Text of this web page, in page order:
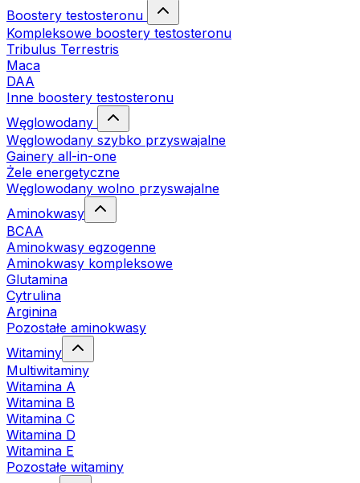
Boostery testosteronu
Kompleksowe boostery testosteronu
Tribulus Terrestris
Maca
DAA
Inne boostery testosteronu
Węglowodany
Węglowodany szybko przyswajalne
Gainery all-in-one
Żele energetyczne
Węglowodany wolno przyswajalne
Aminokwasy
BCAA
Aminokwasy egzogenne
Aminokwasy kompleksowe
Glutamina
Cytrulina
Arginina
Pozostałe aminokwasy
Witaminy
Multiwitaminy
Witamina A
Witamina B
Witamina C
Witamina D
Witamina E
Pozostałe witaminy